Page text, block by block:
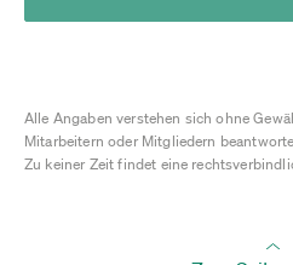
Alle Angaben verstehen sich ohne
Mitarbeitern oder Mitgliedern
Zu keiner Zeit findet eine